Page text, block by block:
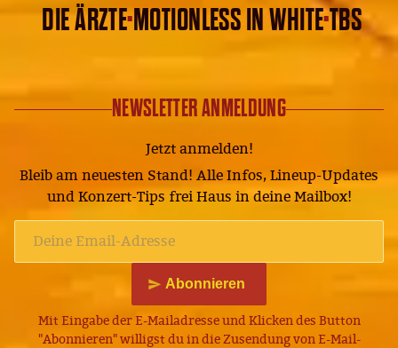
DIE ÄRZTE·MOTIONLESS IN WHITE·TBS
NEWSLETTER ANMELDUNG
Jetzt anmelden!
Bleib am neuesten Stand! Alle Infos, Lineup-Updates
und Konzert-Tips frei Haus in deine Mailbox!
Abonnieren
Mit Eingabe der E-Mailadresse und Klicken des Button
"Abonnieren" willigst du in die Zusendung von E-Mail-